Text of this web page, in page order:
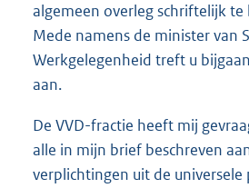
algemeen overleg schriftelijk
Mede namens de minister van
Werkgelegenheid treft u
aan.
De VVD-fractie heeft mij
alle in mijn brief beschreven
verplichtingen uit de